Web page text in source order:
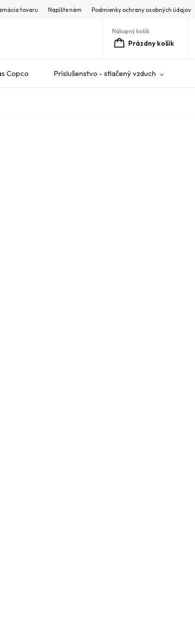
tovaru Napíšte nám Podmienky ochrany osobných údajov
Nákupný košík
Prázdny košík
Copco Príslušenstvo - stlačený vzduch